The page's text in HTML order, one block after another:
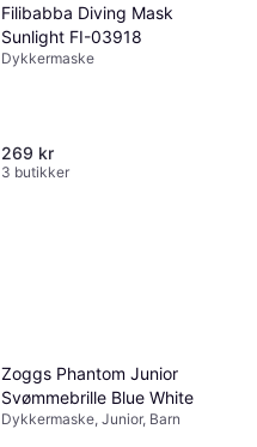
Filibabba Diving Mask
Sunlight FI-03918
Dykkermaske
269 kr
3 butikker
Zoggs Phantom Junior
Svømmebrille Blue White
Dykkermaske, Junior, Barn